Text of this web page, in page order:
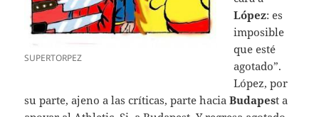
SUPERTORPEZ
López: es
imposible
que esté
agotado”.
López, por
su parte, ajeno a las críticas, parte haciaBudapest a